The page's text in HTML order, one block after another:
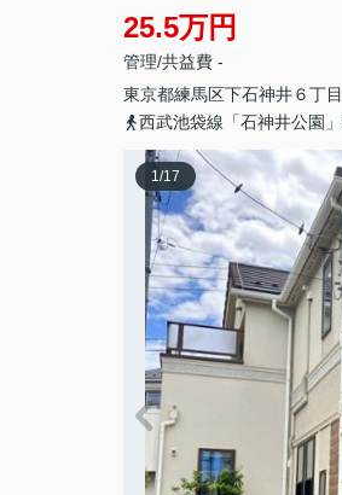
25.5万円
管理/共益費 -
東京都練馬区下石神井６丁目
西武池袋線「石神井公園
1/17